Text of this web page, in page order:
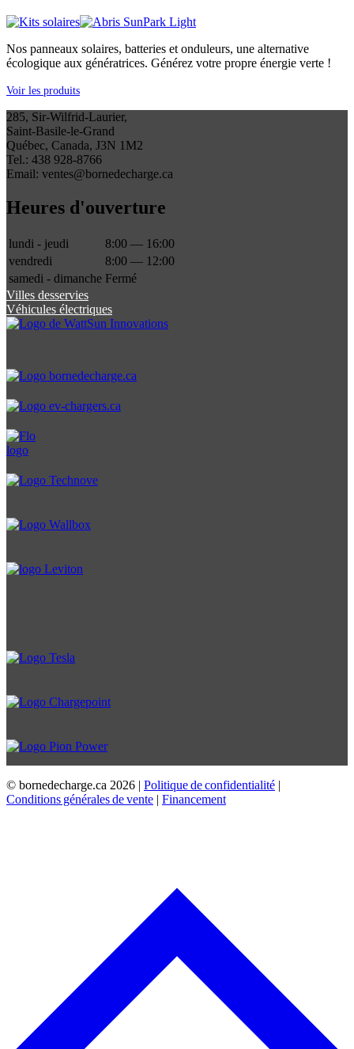
Nos panneaux solaires, batteries et onduleurs, une alternative
écologique aux génératrices. Générez votre propre énergie verte !
Voir les produits
285, Sir-Wilfrid-Laurier,
Saint-Basile-le-Grand
Québec, Canada, J3N 1M2
Tel.: 438 928-8766
Email: ventes@bornedecharge.ca
Heures d'ouverture
lundi - jeudi
8:00 — 16:00
vendredi
8:00 — 12:00
samedi - dimanche Fermé
Villes desservies
Véhicules électriques
© bornedecharge.ca 2026 | Politique de confidentialité |
Conditions générales de vente | Financement